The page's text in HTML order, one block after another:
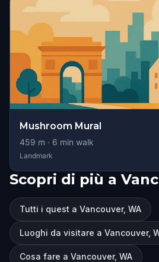
Mushroom Mural
459 m · 6 min walk
Landmark
Scopri di più a
Tutti i quest a Vancouver, WA
Luoghi da visitare a Vancouver,
Cosa fare a Vancouver, WA